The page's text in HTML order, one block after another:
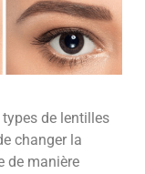
de lentilles
changer la
de manière